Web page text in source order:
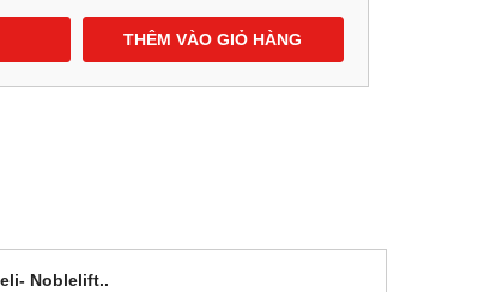
THÊM VÀO GIỎ HÀNG
Noblelift..